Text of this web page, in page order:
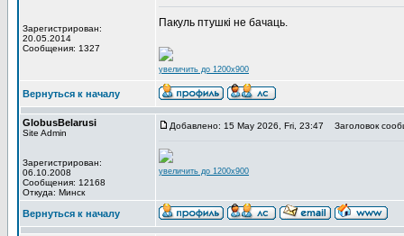
Зарегистрирован:
20.05.2014
Сообщения: 1327
Пакуль птушкі не бачаць.
увеличить до 1200x900
Вернуться к началу
GlobusBelarusi
Site Admin
Зарегистрирован:
06.10.2008
Сообщения: 12168
Откуда: Минск
Добавлено: 15 May 2026, Fri, 23:47 Заголовок
увеличить до 1200x900
Вернуться к началу